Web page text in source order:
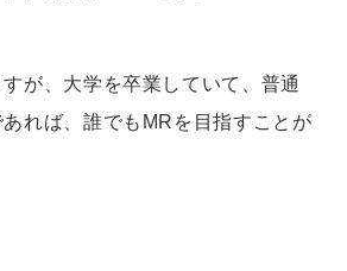
が、大学を卒業していて、普通
れば、誰でもMRを目指すことが